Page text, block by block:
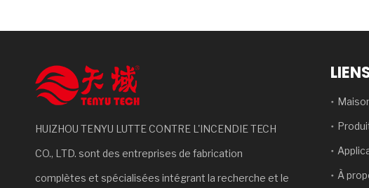
HUIZHOU TENYU LUTTE CONTRE L'INCENDIE TECH
CO., LTD. sont des entreprises de fabrication
complètes et spécialisées intégrant la recherche et le À